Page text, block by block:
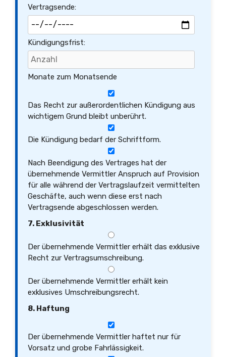
Vertragsende:
Kündigungsfrist:
Monate zum Monatsende
Das Recht zur außerordentlichen Kündigung aus
wichtigem Grund bleibt unberührt.
Die Kündigung bedarf der Schriftform.
Nach Beendigung des Vertrages hat der
übernehmende Vermittler Anspruch auf Provision
für alle während der Vertragslaufzeit vermittelten
Geschäfte, auch wenn diese erst nach
Vertragsende abgeschlossen werden.
7. Exklusivität
Der übernehmende Vermittler erhält das exklusive
Recht zur Vertragsumschreibung.
Der übernehmende Vermittler erhält kein
exklusives Umschreibungsrecht.
8. Haftung
Der übernehmende Vermittler haftet nur für
Vorsatz und grobe Fahrlässigkeit.